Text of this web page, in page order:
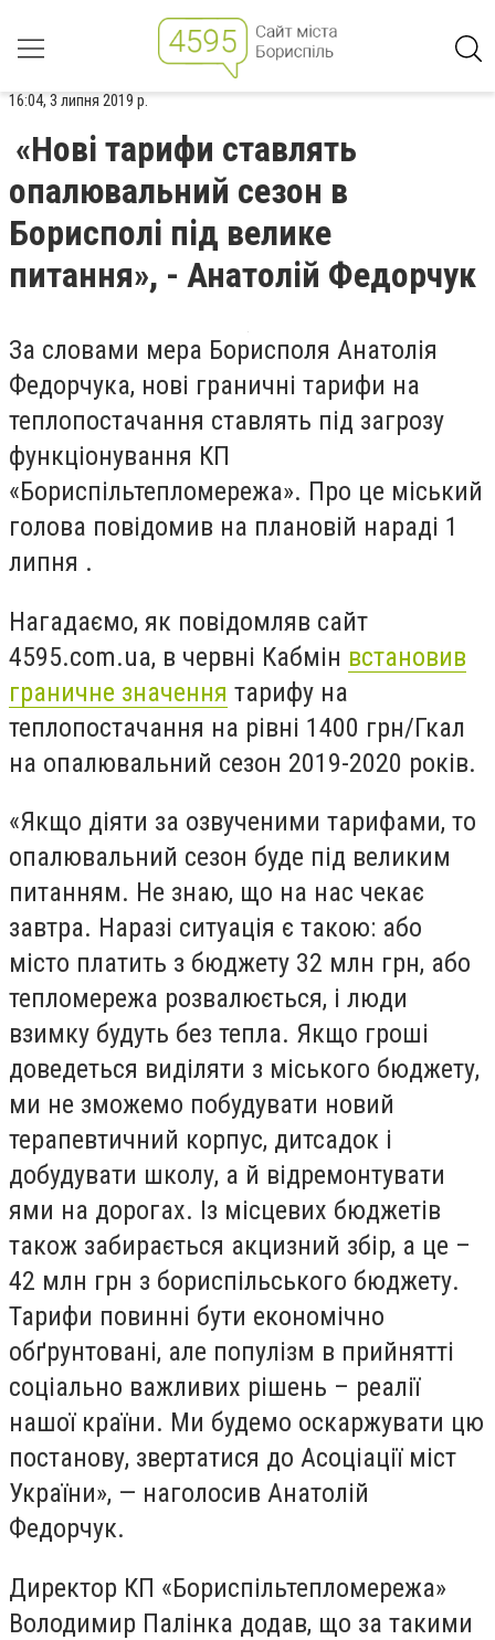
16:04, 3 липня 2019 р.
«Нові тарифи ставлять
опалювальний сезон в
Борисполі під велике
питання», - Анатолій Федорчук
За словами мера Борисполя Анатолія
Федорчука, нові граничні тарифи на
теплопостачання ставлять під загрозу
функціонування КП
«Бориспільтепломережа». Про це міський
голова повідомив на плановій нараді 1
липня .
Нагадаємо, як повідомляв сайт
4595.com.ua, в червні Кабмін встановив
граничне значення тарифу на
теплопостачання на рівні 1400 грн/Гкал
на опалювальний сезон 2019-2020 років.
«Якщо діяти за озвученими тарифами, то
опалювальний сезон буде під великим
питанням. Не знаю, що на нас чекає
завтра. Наразі ситуація є такою: або
місто платить з бюджету 32 млн грн, або
тепломережа розвалюється, і люди
взимку будуть без тепла. Якщо гроші
доведеться виділяти з міського бюджету,
ми не зможемо побудувати новий
терапевтичний корпус, дитсадок і
добудувати школу, а й відремонтувати
ями на дорогах. Із місцевих бюджетів
також забирається акцизний збір, а це –
42 млн грн з бориспільського бюджету.
Тарифи повинні бути економічно
обґрунтовані, але популізм в прийнятті
соціально важливих рішень – реалії
нашої країни. Ми будемо оскаржувати цю
постанову, звертатися до Асоціації міст
України», — наголосив Анатолій
Федорчук.
Директор КП «Бориспільтепломережа»
Володимир Палінка додав, що за такими